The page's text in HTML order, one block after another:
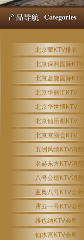
北京荤KTV排名
北京保利国际KTV
北京蓝黛国际KTV
北京华丽汇KTV
北京华世博KTV
北京仙乐都KTV
北京京浙会KTV
五洲风情KTV消费
名赫东方KTV消费
八号公馆KTV消费
亚奥八号KTV会所
霄云一号KTV会所
维也纳KTV会所
仙水宫KTV会所